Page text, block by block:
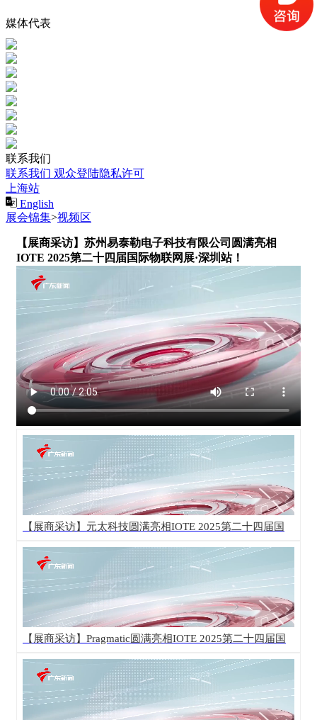
媒体代表
联系我们
联系我们 观众登陆隐私许可
上海站
English
展会锦集>视频区
【展商采访】苏州易泰勒电子科技有限公司圆满亮相
IOTE 2025第二十四届国际物联网展·深圳站！
【展商采访】元太科技圆满亮相IOTE 2025第二十四届国
【展商采访】Pragmatic圆满亮相IOTE 2025第二十四届国